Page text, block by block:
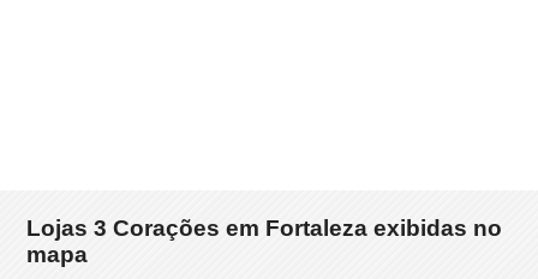
Lojas 3 Corações em Fortaleza exibidas no
mapa